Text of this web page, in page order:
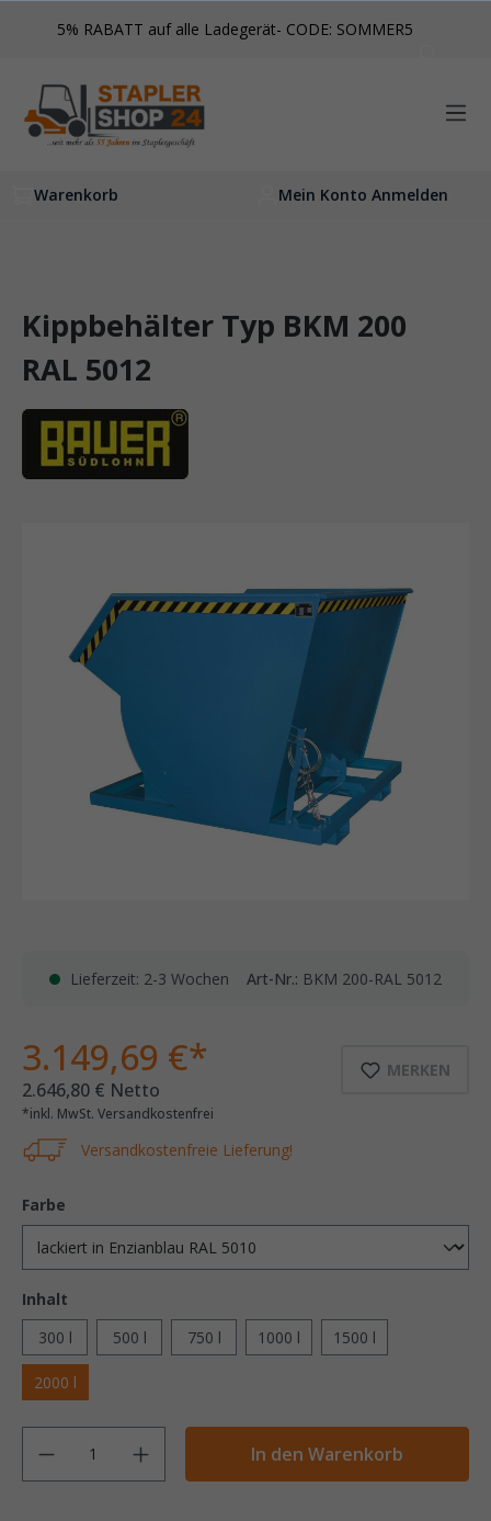
springen
5% RABATT auf alle Ladegerät- CODE: SOMMER5
Mein Konto Anmelden
Warenkorb
Kippbehälter Typ BKM 200
RAL 5012
Lieferzeit: 2-3 Wochen Art-Nr.: BKM 200-RAL 5012
MERKEN
3.149,69 €*
2.646,80 € Netto
*inkl. MwSt. Versandkostenfrei
Versandkostenfreie Lieferung!
Farbe
Inhalt
300 l
500 l 750 l 1000 l 1500 l
2000 l
Anzahl
In den Warenkorb